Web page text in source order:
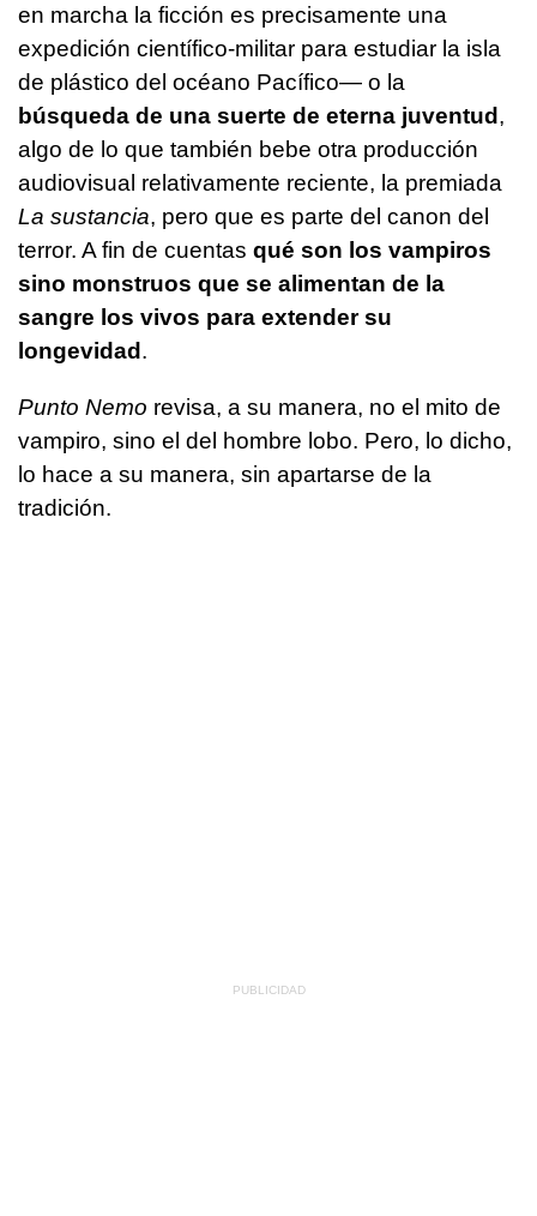
en marcha la ficción es precisamente una
expedición científico-militar para estudiar la isla
de plástico del océano Pacífico— o la
búsqueda de una suerte de eterna juventud,
algo de lo que también bebe otra producción
audiovisual relativamente reciente, la premiada
La sustancia, pero que es parte del canon del
terror. A fin de cuentas qué son los vampiros
sino monstruos que se alimentan de la
sangre los vivos para extender su
longevidad.
Punto Nemo revisa, a su manera, no el mito de
vampiro, sino el del hombre lobo. Pero, lo dicho,
lo hace a su manera, sin apartarse de la
tradición.